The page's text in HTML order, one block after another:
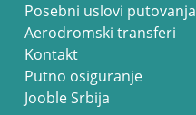
Posebni uslovi putovanja
Aerodromski transferi
Kontakt
Putno osiguranje
Jooble Srbija